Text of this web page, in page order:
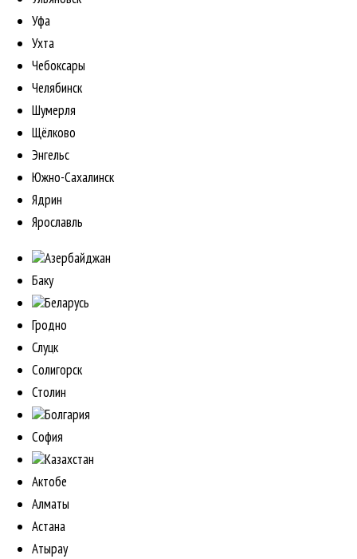
Уфа
Ухта
Чебоксары
Челябинск
Шумерля
Щёлково
Энгельс
Южно-Сахалинск
Ядрин
Ярославль
Азербайджан
Баку
Беларусь
Гродно
Слуцк
Солигорск
Столин
Болгария
София
Казахстан
Актобе
Алматы
Астана
Атырау